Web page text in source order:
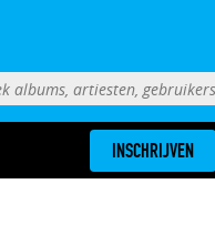
INSCHRIJVEN